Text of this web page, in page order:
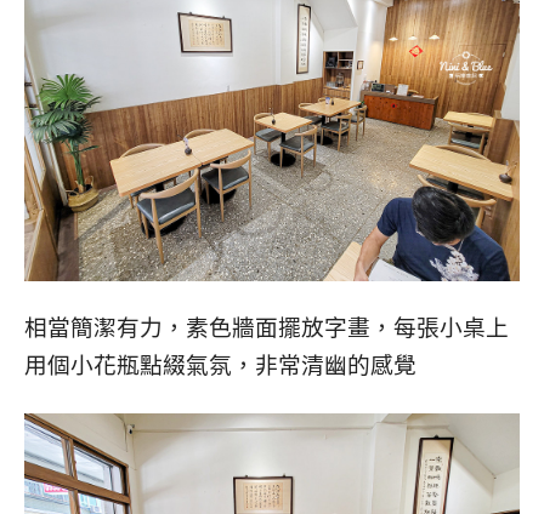
相當簡潔有力，素色牆面擺放字畫，每張小桌上
用個小花瓶點綴氣氛，非常清幽的感覺